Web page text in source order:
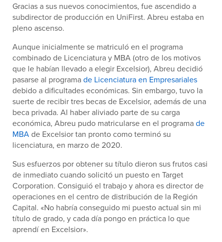
Gracias a sus nuevos conocimientos, fue ascendido a
subdirector de producción en UniFirst. Abreu estaba en
pleno ascenso.
Aunque inicialmente se matriculó en el programa
combinado de Licenciatura y MBA (otro de los motivos
que le habían llevado a elegir Excelsior), Abreu decidió
pasarse al programade Licenciatura en Empresariales
debido a dificultades económicas. Sin embargo, tuvo la
suerte de recibir tres becas de Excelsior, además de una
beca privada. Al haber aliviado parte de su carga
económica, Abreu pudo matricularse en el programade
MBAde Excelsior tan pronto como terminó su
licenciatura, en marzo de 2020.
Sus esfuerzos por obtener su título dieron sus frutos casi
de inmediato cuando solicitó un puesto en Target
Corporation. Consiguió el trabajo y ahora es director de
operaciones en el centro de distribución de la Región
Capital. «No habría conseguido mi puesto actual sin mi
título de grado, y cada día pongo en práctica lo que
aprendí en Excelsior».